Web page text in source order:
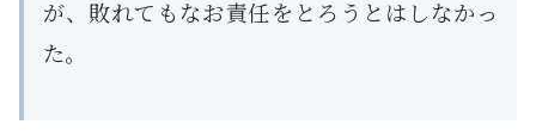
が、敗れてもなお責任をとろうとはしなかっ
た。